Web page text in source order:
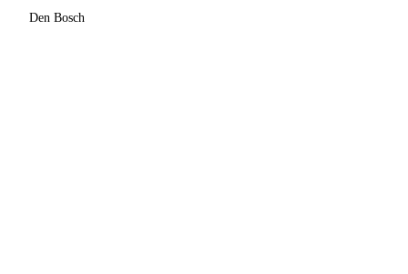
Den Bosch